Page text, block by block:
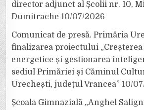
director adjunct al Școlii nr. 10,
Dumitrache 10/07/2026
Comunicat de presă. Primăria
finalizarea proiectului
energetice și gestionarea
sediul Primăriei și Căminul
Urechești, județul Vrancea” 10/
Școala Gimnazială „Anghel